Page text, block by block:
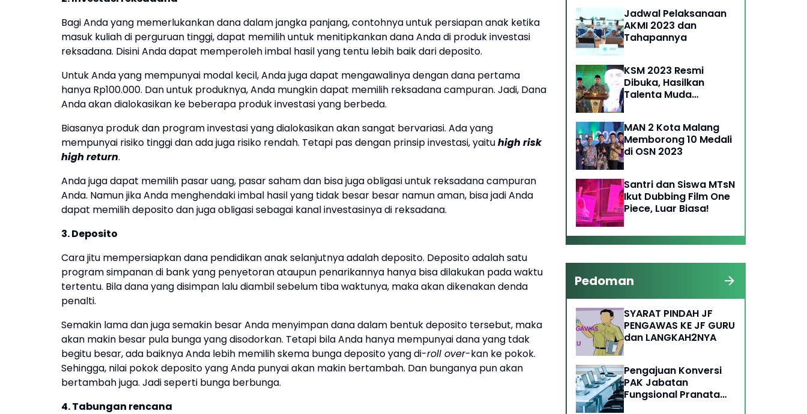
Bagi Anda yang memerlukankan dana dalam jangka panjang, contohnya untuk persiapan anak ketika
masuk kuliah di perguruan tinggi, dapat memilih untuk menitipkankan dana Anda di produk investasi
reksadana. Disini Anda dapat memperoleh imbal hasil yang tentu lebih baik dari deposito.
Untuk Anda yang mempunyai modal kecil, Anda juga dapat mengawalinya dengan dana pertama
hanya Rp100.000. Dan untuk produknya, Anda mungkin dapat memilih reksadana campuran. Jadi, Dana
Anda akan dialokasikan ke beberapa produk investasi yang berbeda.
Biasanya produk dan program investasi yang dialokasikan akan sangat bervariasi. Ada yang
mempunyai risiko tinggi dan ada juga risiko rendah. Tetapi pas dengan prinsip investasi, yaituhigh risk
high return.
Anda juga dapat memilih pasar uang, pasar saham dan bisa juga obligasi untuk reksadana campuran
Anda. Namun jika Anda menghendaki imbal hasil yang tidak besar besar namun aman, bisa jadi Anda
dapat memilih deposito dan juga obligasi sebagai kanal investasinya di reksadana.
3. Deposito
Cara jitu mempersiapkan dana pendidikan anak selanjutnya adalah deposito. Deposito adalah satu
program simpanan di bank yang penyetoran ataupun penarikannya hanya bisa dilakukan pada waktu
tertentu. Bila dana yang disimpan lalu diambil sebelum tiba waktunya, maka akan dikenakan denda
penalti.
Semakin lama dan juga semakin besar Anda menyimpan dana dalam bentuk deposito tersebut, maka
akan makin besar pula bunga yang disodorkan. Tetapi bila Anda hanya mempunyai dana yang tdak
begitu besar, ada baiknya Anda lebih memilih skema bunga deposito yang di-roll over-kan ke pokok.
Sehingga, nilai pokok deposito yang Anda punyai akan makin bertambah. Dan bunganya pun akan
bertambah juga. Jadi seperti bunga berbunga.
4. Tabungan rencana
Jadwal Pelaksanaan
AKMI 2023 dan
Tahapannya
KSM 2023 Resmi
Dibuka, Hasilkan
Talenta Muda
MAN 2 Kota Malang
Memborong 10 Medali
di OSN 2023
Santri dan Siswa MTsN
Ikut Dubbing Film One
Piece, Luar Biasa!
Pedoman
SYARAT PINDAH JF
PENGAWAS KE JF GURU
dan LANGKAH2NYA
Pengajuan Konversi
PAK Jabatan
Fungsional Pranata